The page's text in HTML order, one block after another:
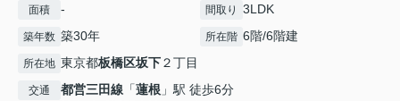
面積 - 間取り 3LDK
築年数 築30年 所在階 6階/6階建
所在地 東京都板橋区坂下２丁目
交通 都営三田線 「蓮根 」駅 徒歩6分